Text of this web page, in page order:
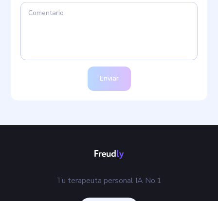
Enviar
Tu terapeuta personal IA No.1